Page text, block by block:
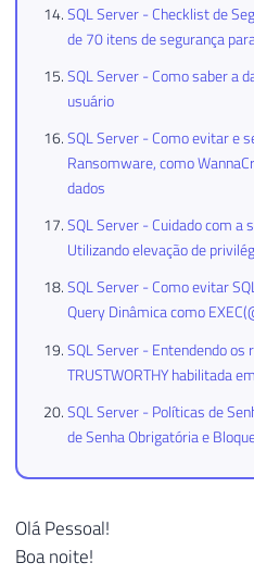
SQL Server - Checklist de
de 70 itens de segurança
SQL Server - Como saber a
usuário
SQL Server - Como evitar e
Ransomware, como
dados
SQL Server - Cuidado com
Utilizando elevação de
SQL Server - Como evitar
Query Dinâmica como
SQL Server - Entendendo os
TRUSTWORTHY habilitada
SQL Server - Políticas de
de Senha Obrigatória e
Olá Pessoal!
Boa noite!